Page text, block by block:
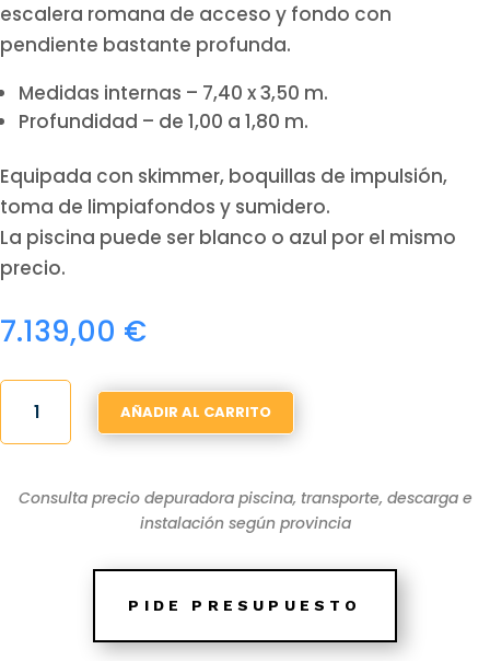
escalera romana de acceso y fondo con
pendiente bastante profunda.
Medidas internas – 7,40 x 3,50 m.
Profundidad – de 1,00 a 1,80 m.
Equipada con skimmer, boquillas de impulsión,
toma de limpiafondos y sumidero.
La piscina puede ser blanco o azul por el mismo
precio.
7.139,00 €
POLIESTER
CANTIDAD
AÑADIR AL CARRITO
Consulta precio depuradora piscina, transporte, descarga e
instalación según provincia
PIDE PRESUPUESTO